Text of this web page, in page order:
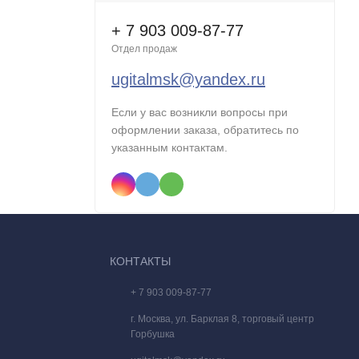
+ 7 903 009-87-77
Отдел продаж
ugitalmsk@yandex.ru
Если у вас возникли вопросы при
оформлении заказа, обратитесь по
указанным контактам.
КОНТАКТЫ
+ 7 903 009-87-77
г. Москва, ул. Барклая 8, торговый центр
Горбушка